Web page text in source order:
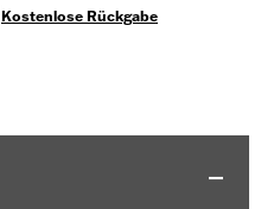
Kostenlose Rückgabe